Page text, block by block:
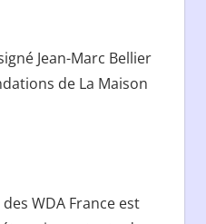
Jean-Marc Bellier
de La Maison
WDA France est